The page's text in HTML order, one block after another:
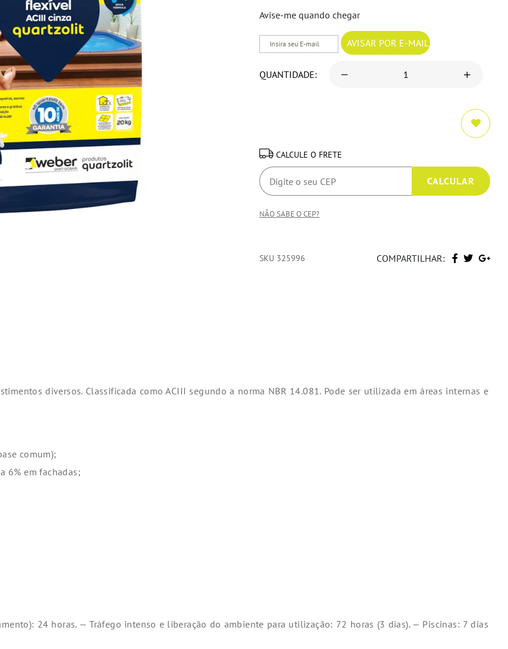
Avise-me quando chegar
QUANTIDADE:
CALCULE O FRETE
NÃO SABE O CEP?
SKU 325996 COMPARTILHAR:
diversos. Classificada como ACIII segundo a norma NBR 14.081. Pode ser utilizada em áreas internas e
comum);
6% em fachadas;
24 horas. — Tráfego intenso e liberação do ambiente para utilização: 72 horas (3 dias). — Piscinas: 7 dias